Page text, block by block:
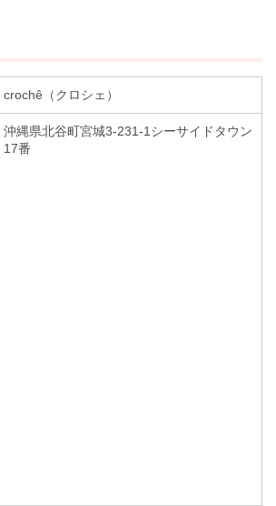
crochê（クロシェ）
沖縄県北谷町宮城3-231-1シーサイドタウン
17番